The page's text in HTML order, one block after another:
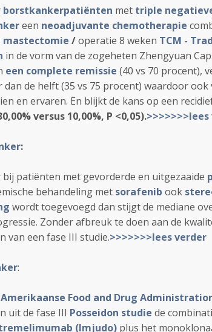
borstkankerpatiënten met triple
een neoadjuvante chemotherapie
mastectomie /operatie 8 weken TCM -
in de vorm van de zogeheten Zhengyuan
een complete remissie (40 vs 70 procent),
dan de helft (35 vs 75 procent) waardoor
en ervaren. En blijkt de kans op een
versus 10,00%, P <0,05).
:
bij patiënten met gevorderde en uitgezaaide
behandeling met sorafenib ook
wordt toegevoegd dan stijgt de mediane
Zonder afbreuk te doen aan de
van een fase III studie.>>>>>>>lees verder
:
Amerikaanse Food and Drug
uit de fase III Posseidon studie de
(Imjudo) plus het